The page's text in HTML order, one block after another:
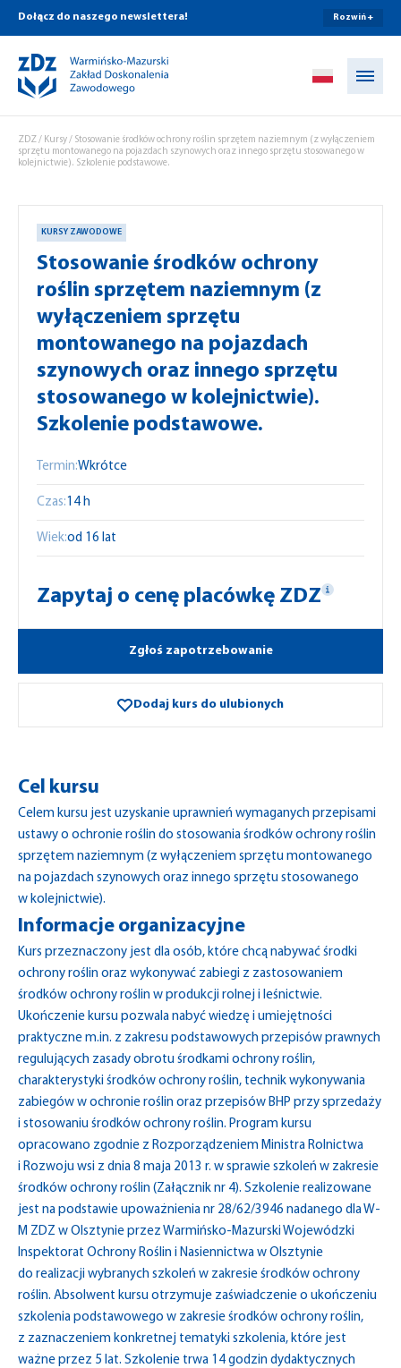
Dołącz do naszego newslettera! Rozwiń +
ZDZ/ Kursy/ Stosowanie środków ochrony roślin sprzętem naziemnym (z wyłączeniem
sprzętu montowanego na pojazdach szynowych oraz innego sprzętu stosowanego w
kolejnictwie). Szkolenie podstawowe.
KURSY ZAWODOWE
Stosowanie środków ochrony
roślin sprzętem naziemnym (z
wyłączeniem sprzętu
montowanego na pojazdach
szynowych oraz innego sprzętu
stosowanego w kolejnictwie).
Szkolenie podstawowe.
Termin:Wkrótce
Czas: 14 h
Wiek:od 16 lat
Zapytaj o cenę placówkę ZDZ
Zgłoś zapotrzebowanie
Dodaj kurs do ulubionych
Cel kursu
Celem kursu jest uzyskanie uprawnień wymaganych przepisami
ustawy o ochronie roślin do stosowania środków ochrony roślin
sprzętem naziemnym (z wyłączeniem sprzętu montowanego
na pojazdach szynowych oraz innego sprzętu stosowanego
w kolejnictwie).
Informacje organizacyjne
Kurs przeznaczony jest dla osób, które chcą nabywać środki
ochrony roślin oraz wykonywać zabiegi z zastosowaniem
środków ochrony roślin w produkcji rolnej i leśnictwie.
Ukończenie kursu pozwala nabyć wiedzę i umiejętności
praktyczne m.in. z zakresu podstawowych przepisów prawnych
regulujących zasady obrotu środkami ochrony roślin,
charakterystyki środków ochrony roślin, technik wykonywania
zabiegów w ochronie roślin oraz przepisów BHP przy sprzedaży
i stosowaniu środków ochrony roślin. Program kursu
opracowano zgodnie z Rozporządzeniem Ministra Rolnictwa
i Rozwoju wsi z dnia 8 maja 2013 r. w sprawie szkoleń w zakresie
środków ochrony roślin (Załącznik nr 4). Szkolenie realizowane
jest na podstawie upoważnienia nr 28/62/3946 nadanego dla W-
M ZDZ w Olsztynie przez Warmińsko-Mazurski Wojewódzki
Inspektorat Ochrony Roślin i Nasiennictwa w Olsztynie
do realizacji wybranych szkoleń w zakresie środków ochrony
roślin. Absolwent kursu otrzymuje zaświadczenie o ukończeniu
szkolenia podstawowego w zakresie środków ochrony roślin,
z zaznaczeniem konkretnej tematyki szkolenia, które jest
ważne przez 5 lat. Szkolenie trwa 14 godzin dydaktycznych